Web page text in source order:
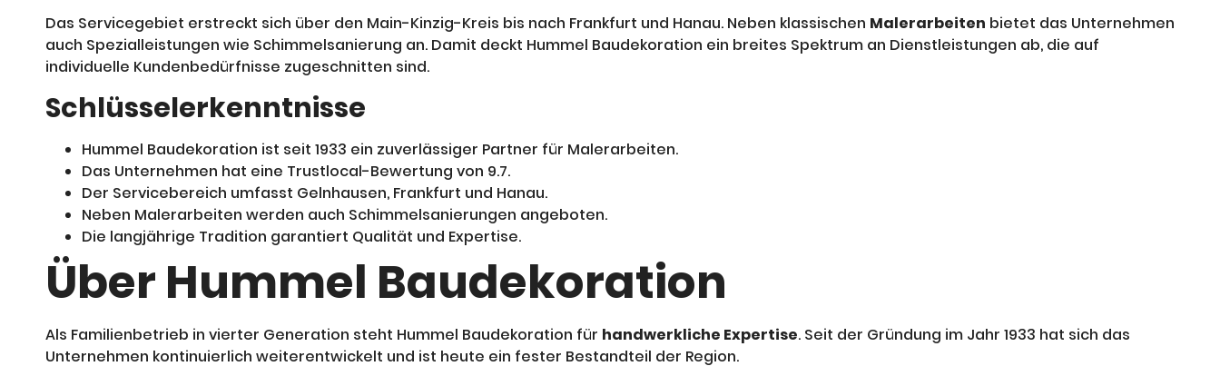
Das Servicegebiet erstreckt sich über den Main-Kinzig-Kreis bis nach Frankfurt und Hanau. Neben klassischen Malerarbeiten bietet das Unternehmen
auch Spezialleistungen wie Schimmelsanierung an. Damit deckt Hummel Baudekoration ein breites Spektrum an Dienstleistungen ab, die auf
individuelle Kundenbedürfnisse zugeschnitten sind.
Schlüsselerkenntnisse
Hummel Baudekoration ist seit 1933 ein zuverlässiger Partner für Malerarbeiten.
Das Unternehmen hat eine Trustlocal-Bewertung von 9.7.
Der Servicebereich umfasst Gelnhausen, Frankfurt und Hanau.
Neben Malerarbeiten werden auch Schimmelsanierungen angeboten.
Die langjährige Tradition garantiert Qualität und Expertise.
Über Hummel Baudekoration
Als Familienbetrieb in vierter Generation steht Hummel Baudekoration für handwerkliche Expertise. Seit der Gründung im Jahr 1933 hat sich das
Unternehmen kontinuierlich weiterentwickelt und ist heute ein fester Bestandteil der Region.